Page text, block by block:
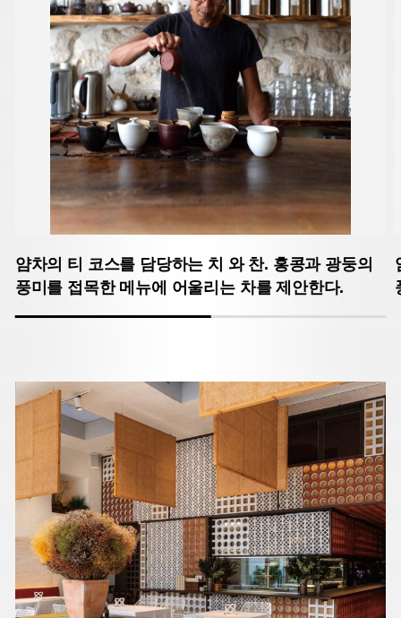
얌차의 티 코스를 담당하는 치 와 찬. 홍콩과 광둥의
풍미를 접목한 메뉴에 어울리는 차를 제안한다.